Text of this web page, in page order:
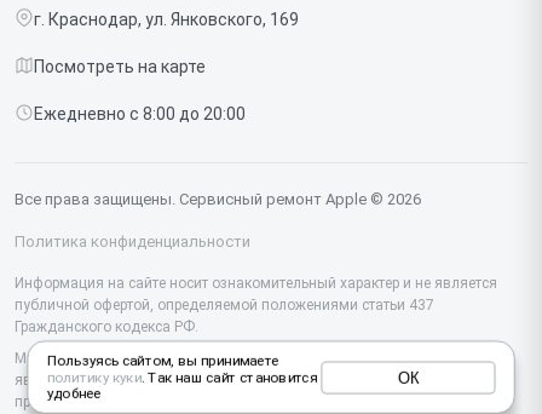
Доставка и способы оплаты
Диагностика
Контакты
Studio Display
Vision Pro
г. Краснодар, ул. Янковского, 169
Посмотреть на карте
Ежедневно с 8:00 до 20:00
Все права защищены. Сервисный ремонт Apple © 2026
Политика конфиденциальности
Информация на сайте носит ознакомительный характер и не является
публичной офертой, определяемой положениями статьи 437
Гражданского кодекса РФ.
Мы специализируемся на обслуживании и ремонте техники Apple, но не
являемся их официальным представителем. Предоставляем
профессиональные услуги после истечения гарантии, а также
Пользуясь сайтом, вы принимаете
политику куки. Так наш сайт становится
удобнее
ОК